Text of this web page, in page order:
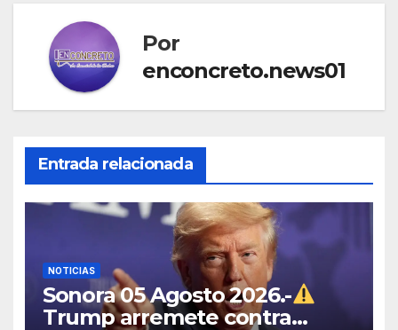
Por
enconcreto.news01
Entrada relacionada
NOTICIAS
Sonora 05 Agosto 2026.-
Trump arremete contra